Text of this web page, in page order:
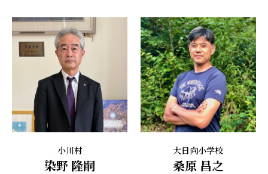
小川村
染野 隆嗣
大日向小学校
桑原 昌之